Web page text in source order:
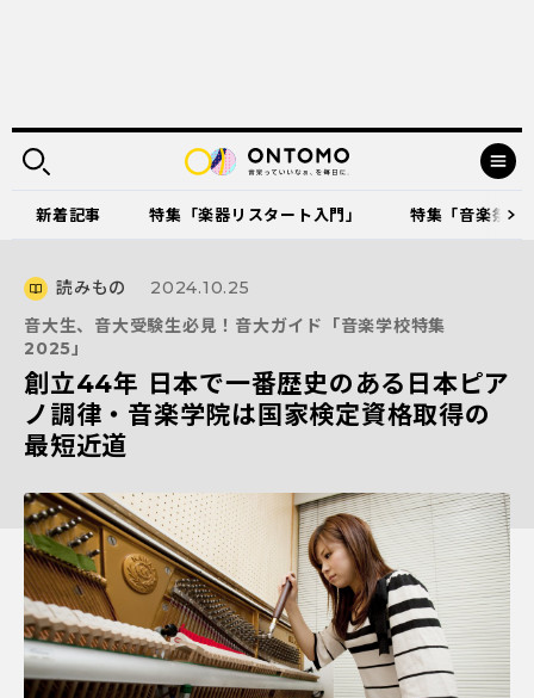
新着記事 特集「楽器リスタート入門」 特集「音楽祭
読みもの
2024.10.25
音大生、音大受験生必見！音大ガイド「音楽学校特集
2025」
創立44年 日本で一番歴史のある日本ピア
ノ調律・音楽学院は国家検定資格取得の
最短近道